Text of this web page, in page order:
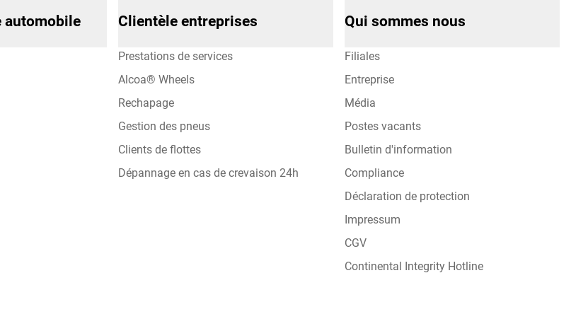
automobile Clientèle entreprises
Prestations de services
Alcoa® Wheels
Rechapage
Gestion des pneus
Clients de flottes
Dépannage en cas de crevaison 24h
Qui sommes nous
Filiales
Entreprise
Média
Postes vacants
Bulletin d'information
Compliance
Déclaration de protection
Impressum
CGV
Continental Integrity Hotline